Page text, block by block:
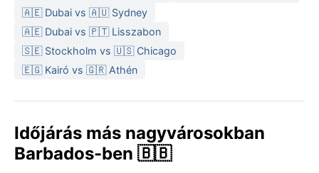
🇦🇪 Dubai vs 🇦🇺 Sydney
🇦🇪 Dubai vs 🇵🇹 Lisszabon
🇸🇪 Stockholm vs 🇺🇸 Chicago
🇪🇬 Kairó vs 🇬🇷 Athén
Időjárás más nagyvárosokban
Barbados-ben 🇧🇧